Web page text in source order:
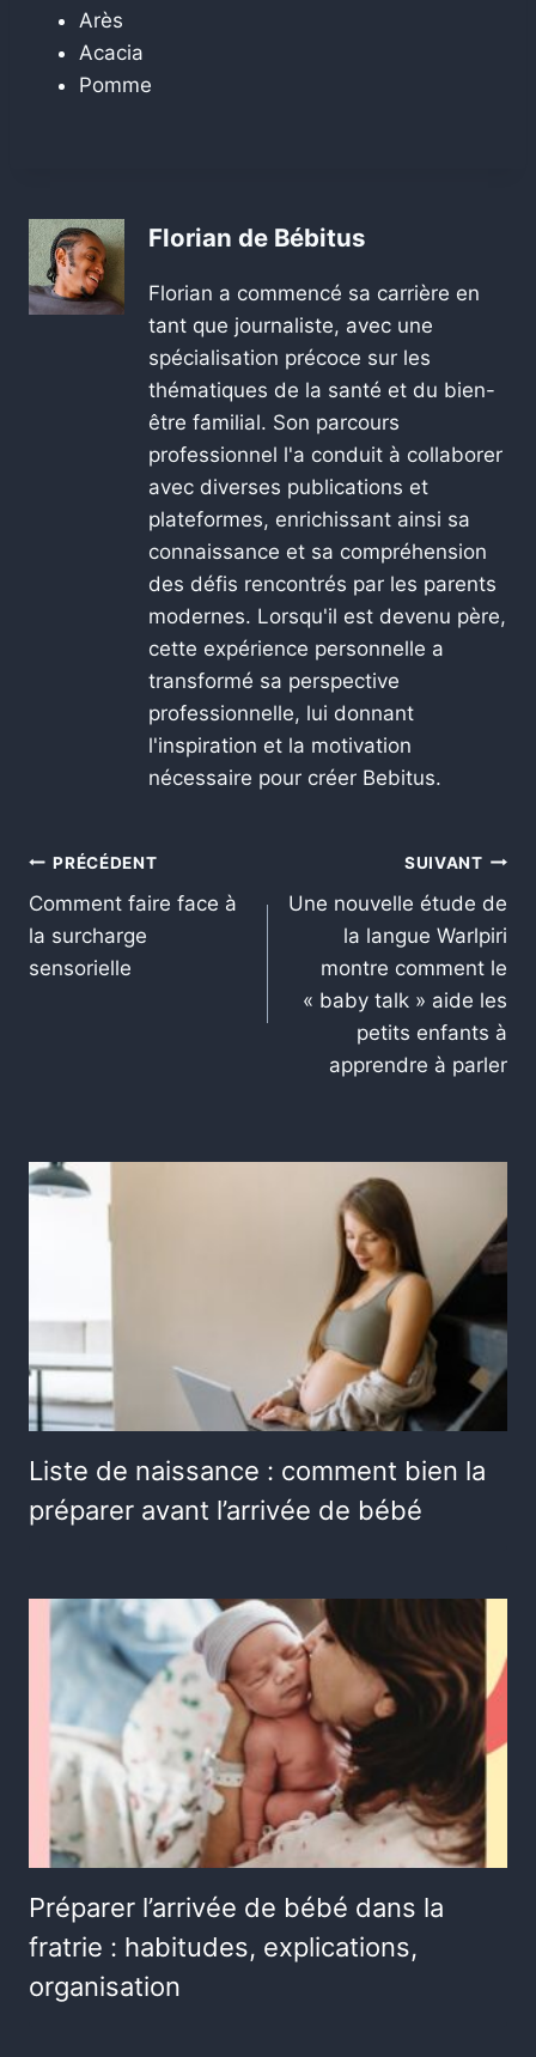
Arès
Acacia
Pomme
Florian de Bébitus
Florian a commencé sa carrière en
tant que journaliste, avec une
spécialisation précoce sur les
thématiques de la santé et du bien-
être familial. Son parcours
professionnel l'a conduit à collaborer
avec diverses publications et
plateformes, enrichissant ainsi sa
connaissance et sa compréhension
des défis rencontrés par les parents
modernes. Lorsqu'il est devenu père,
cette expérience personnelle a
transformé sa perspective
professionnelle, lui donnant
l'inspiration et la motivation
nécessaire pour créer Bebitus.
PRÉCÉDENT
Comment faire face à
la surcharge
sensorielle
SUIVANT
Une nouvelle étude de
la langue Warlpiri
montre comment le
« baby talk » aide les
petits enfants à
apprendre à parler
Liste de naissance : comment bien la
préparer avant l’arrivée de bébé
Préparer l’arrivée de bébé dans la
fratrie : habitudes, explications,
organisation